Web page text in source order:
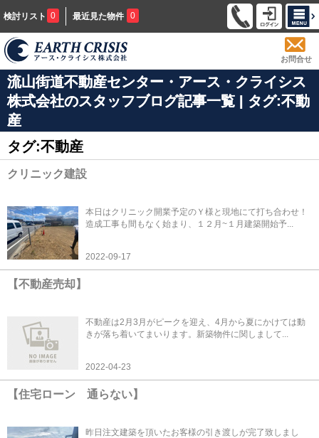
検討リスト 0 最近見た物件 0
お問合せ
流山街道不動産センター・アース・クライシス
株式会社のスタッフブログ記事一覧 | タグ:不動
産
タグ:不動産
クリニック建設
本日はクリニック開業予定のＹ様と現地にて打ち合わせ！
造成工事も間もなく始まり、１２月~１月建築開始予...
2022-09-17
【不動産売却】
不動産は2月3月がピークを迎え、4月から夏にかけては動
きが落ち着いてまいります。新築物件に関しまして...
2022-04-23
【住宅ローン 通らない】
昨日注文建築を頂いたお客様の引き渡しが完了致しまし